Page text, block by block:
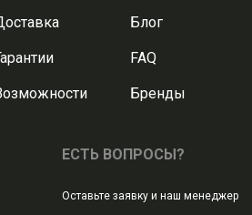
Блог
FAQ
Бренды
ЕСТЬ ВОПРОСЫ?
Оставьте заявку и наш менеджер